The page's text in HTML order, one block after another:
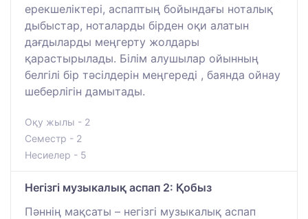
ерекшеліктері, аспаптың бойындағы ноталық
дыбыстар, ноталарды бірден оқи алатын
дағдыларды меңгерту жолдары
қарастырылады. Білім алушылар ойынның
белгілі бір тәсілдерін меңгереді , баянда ойнау
шеберлігін дамытады.
Оқу жылы - 2
Семестр - 2
Несиелер - 5
Негізгі музыкалық аспап 2: Қобыз
Пәннің мақсаты – негізгі музыкалық аспап